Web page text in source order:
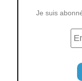
Je suis